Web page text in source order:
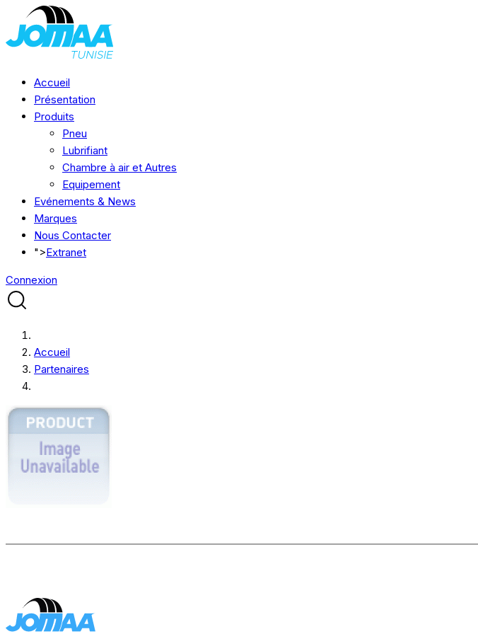
Accueil
Présentation
Produits
Pneu
Lubrifiant
Chambre à air et Autres
Equipement
Evénements & News
Marques
Nous Contacter
">Extranet
Connexion
Accueil
Partenaires